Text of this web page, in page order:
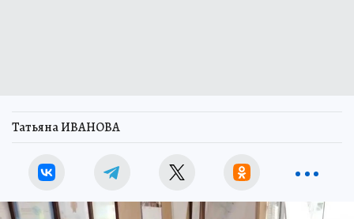
Татьяна ИВАНОВА